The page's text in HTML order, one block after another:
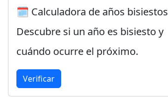
🗓️ Calculadora de años bisiestos
Descubre si un año es bisiesto y
cuándo ocurre el próximo.
Verificar